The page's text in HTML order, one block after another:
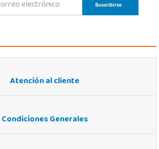
Atención al cliente
Condiciones Generales